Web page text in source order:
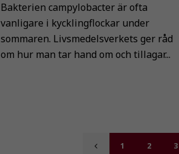
Bakterien campylobacter är ofta
vanligare i kycklingflockar under
sommaren. Livsmedelsverkets ger råd
om hur man tar hand om och tillagar...
1 2 3